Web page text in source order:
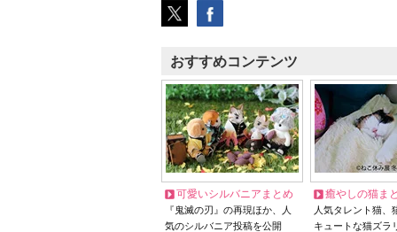
おすすめコンテンツ
可愛いシルバニアまとめ
『鬼滅の刃』の再現ほか、人
気のシルバニア投稿を公開
癒やしの猫ま
人気タレント猫
キュートな猫ズラ